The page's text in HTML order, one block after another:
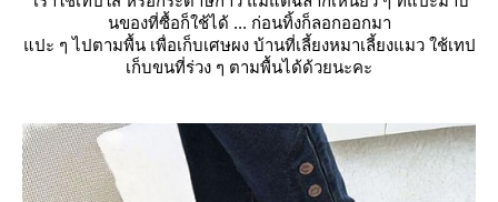
นของที่ซื้อก็ใช้ได้ ... ก่อนทิ้งก็ลอกออกมา
ปะ ๆ ไปตามพื้น เพื่อเก็บเศษผง บ้านที่เลี้ยงหมาเลี้ยงแมว ใช้เทป
เก็บขนที่ร่วง ๆ ตามพื้นได้ด้วยนะคะ